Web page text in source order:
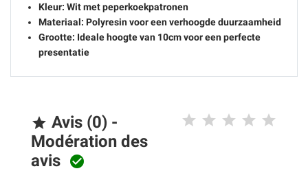
Kleur: Wit met peperkoekpatronen
Materiaal: Polyresin voor een verhoogde duurzaamheid
Grootte: Ideale hoogte van 10cm voor een perfecte
presentatie
 Avis (0) -
Modération des
avis 